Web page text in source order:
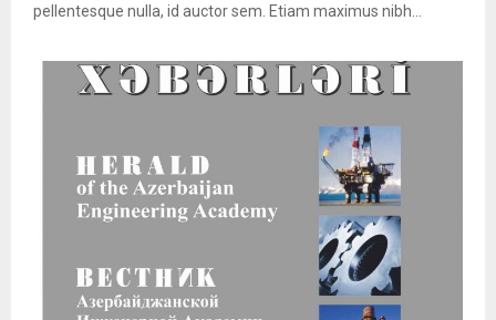
pellentesque nulla, id auctor sem. Etiam maximus nibh...